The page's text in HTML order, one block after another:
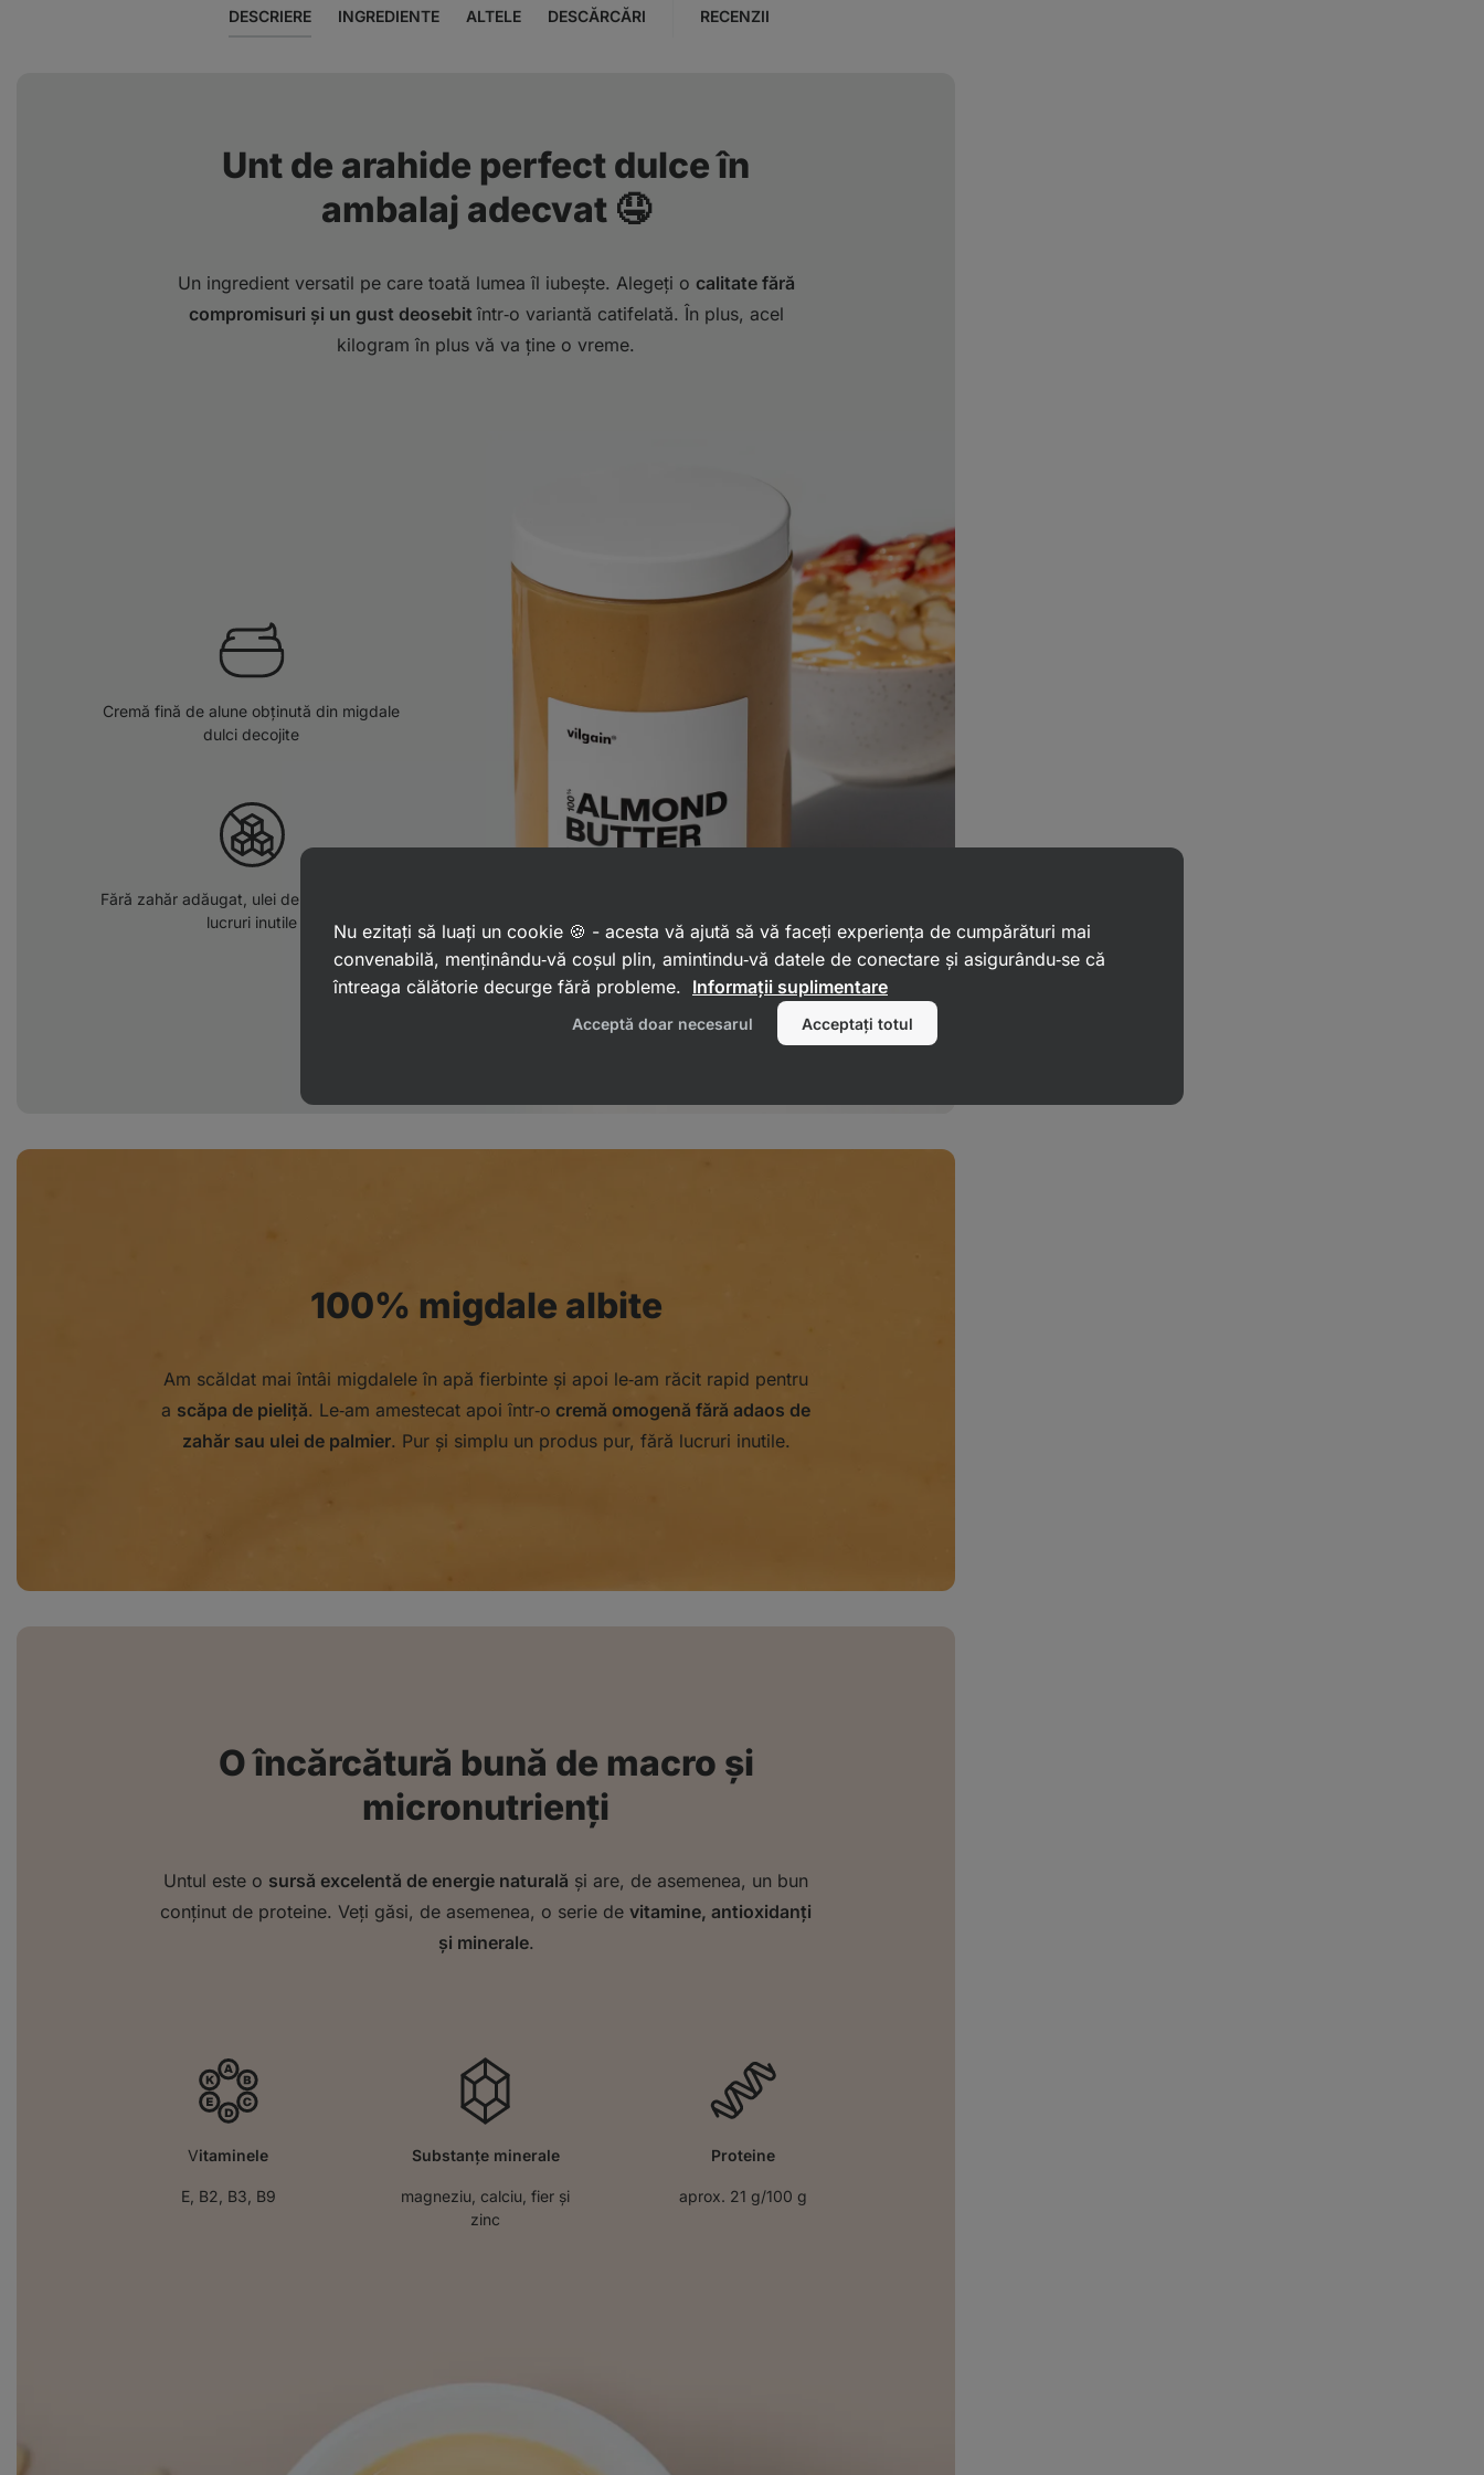
DESCRIERE INGREDIENTE ALTELE DESCĂRCĂRI RECENZII
Unt de arahide perfect dulce în
ambalaj adecvat 🤤
Un ingredient versatil pe care toată lumea îl iubește. Alegeți o calitate fără
compromisuri și un gust deosebit într‑o variantă catifelată. În plus, acel
kilogram în plus vă va ține o vreme.
Cremă fină de alune obținută din migdale
dulci decojite
Fără zahăr adăugat, ulei de palmier și alte
lucruri inutile
100% migdale albite
Am scăldat mai întâi migdalele în apă fierbinte și apoi le‑am răcit rapid pentru
a scăpa de pieliță. Le‑am amestecat apoi într‑o cremă omogenă fără adaos de
zahăr sau ulei de palmier. Pur și simplu un produs pur, fără lucruri inutile.
O încărcătură bună de macro și
micronutrienți
Untul este o sursă excelentă de energie naturală și are, de asemenea, un bun
conținut de proteine. Veți găsi, de asemenea, o serie de vitamine, antioxidanți
și minerale.
Vitaminele
E, B2, B3, B9
Substanţe minerale
magneziu, calciu, fier și
zinc
Proteine
aprox. 21 g/100 g
Nu ezitați să luați un cookie 🍪 - acesta vă ajută să vă faceți experiența de cumpărături mai
convenabilă, menținându‑vă coșul plin, amintindu‑vă datele de conectare și asigurându‑se că
întreaga călătorie decurge fără probleme. Informații suplimentare
Acceptă doar necesarul Acceptați totul